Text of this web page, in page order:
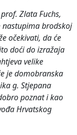
Zlata Fuchs,
brodskoj
očekivati, da će
doći do izražaja
velike
je domobranska
g. Stjepana
poznat i kao
Hrvatskog